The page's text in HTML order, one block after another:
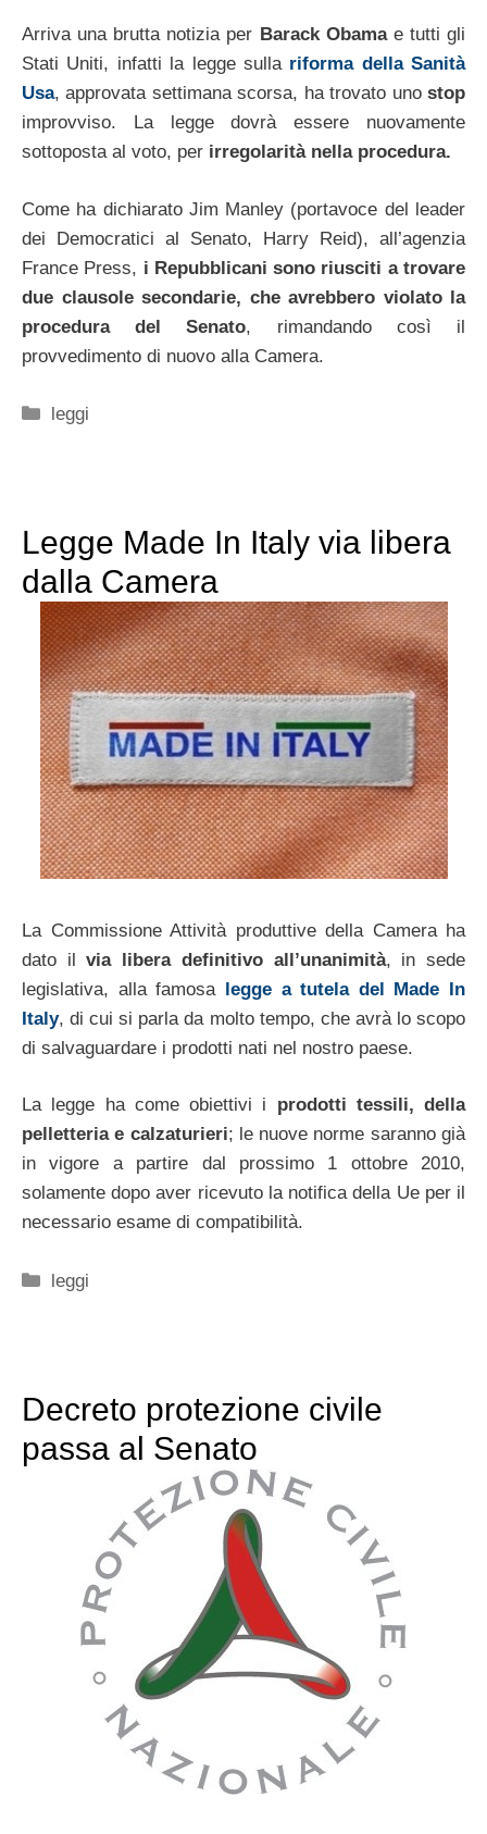
Arriva una brutta notizia per Barack Obamae tutti gli
Stati Uniti, infatti la legge sulla riforma della Sanità
Usa, approvata settimana scorsa, ha trovato uno stop
improvviso. La legge dovrà essere nuovamente
sottoposta al voto, per irregolarità nella procedura.
Come ha dichiarato Jim Manley (portavoce del leader
dei Democratici al Senato, Harry Reid), all’agenzia
France Press, i Repubblicani sono riusciti a trovare
due clausole secondarie, che avrebbero violato la
procedura del Senato, rimandando così il
provvedimento di nuovo alla Camera.
Categorie
leggi
Legge Made In Italy via libera
dalla Camera
La Commissione Attività produttive della Camera ha
dato ilvia libera definitivo all’unanimità, in sede
legislativa, alla famosa legge a tutela del Made In
Italy, di cui si parla da molto tempo, che avrà lo scopo
di salvaguardare i prodotti nati nel nostro paese.
La legge ha come obiettivi i prodotti tessili, della
pelletteria e calzaturieri; le nuove norme saranno già
in vigore a partire dal prossimo 1 ottobre 2010,
solamente dopo aver ricevuto la notifica della Ue per il
necessario esame di compatibilità.
Categorie
leggi
Decreto protezione civile
passa al Senato